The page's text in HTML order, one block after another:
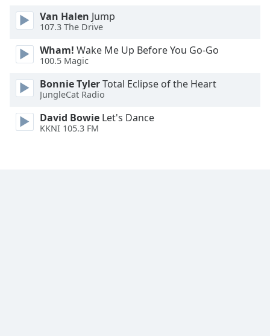
Text
Edge
Style
Font
Family
Reset
Van Halen Jump
107.3 The Drive
Wham! Wake Me Up Before You Go-Go
100.5 Magic
Bonnie TylerTotal Eclipse of the Heart
JungleCat Radio
David Bowie Let's Dance
KKNI 105.3 FM